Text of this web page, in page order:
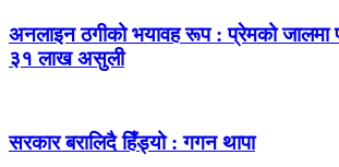
अनलाइन ठगीको भयावह रूप : प्रेमको जालमा
३१ लाख असुली
सरकार बरालिदै हिँड्यो : गगन थापा